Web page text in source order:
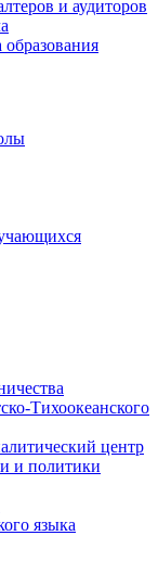
и аудиторов
образования
Тихоокеанского
центр
и политики
языка